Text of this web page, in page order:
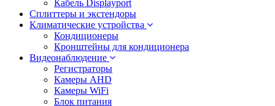
Кабель Displayport
Сплиттеры и экстендоры
Климатические устройства
Кондиционеры
Кронштейны для кондиционера
Видеонаблюдение
Регистраторы
Камеры AHD
Камеры WiFi
Блок питания